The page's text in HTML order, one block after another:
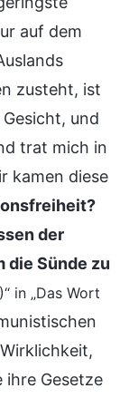
auf dem
zusteht, ist
und
trat mich in
kamen diese
der
die Sünde zu
in „Das Wort
ihre Gesetze